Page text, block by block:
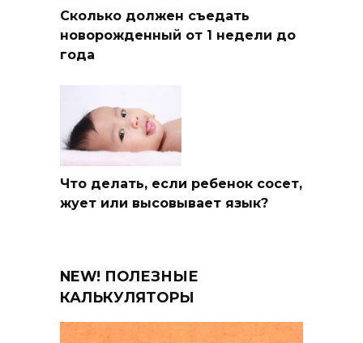
Сколько должен съедать
новорожденный от 1 недели до
года
Что делать, если ребенок сосет,
жует или высовывает язык?
NEW! ПОЛЕЗНЫЕ
КАЛЬКУЛЯТОРЫ